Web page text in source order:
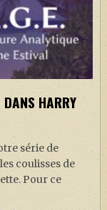
HARRY
série de
coulisses de
Pour ce